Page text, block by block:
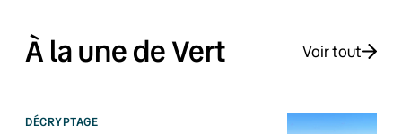
À la une de Vert Voir tout
DÉCRYPTAGE